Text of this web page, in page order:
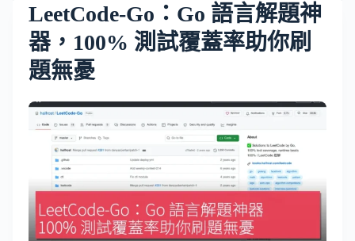
LeetCode-Go：Go 語言解題神
器，100% 測試覆蓋率助你刷
題無憂